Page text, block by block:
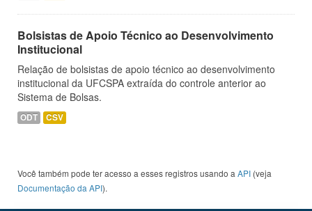
Bolsistas de Apoio Técnico ao Desenvolvimento
Institucional
Relação de bolsistas de apoio técnico ao desenvolvimento
institucional da UFCSPA extraída do controle anterior ao
Sistema de Bolsas.
ODT CSV
Você também pode ter acesso a esses registros usando a API (veja
Documentação da API).